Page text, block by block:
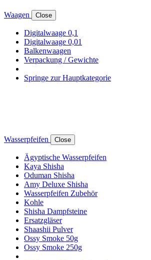
Waagen Close
Digitalwaage 0,1
Digitalwaage 0,01
Balkenwaagen
Verpackung / Gewichte
Springe zur Hauptkategorie
Wasserpfeifen Close
Ägyptische Wasserpfeifen
Kaya Shisha
Oduman Shisha
Amy Deluxe Shisha
Wasserpfeifen Zubehör
Kohle
Shisha Dampfsteine
Ersatzgläser
Shaashii Pulver
Ossy Smoke 50g
Ossy Smoke 250g